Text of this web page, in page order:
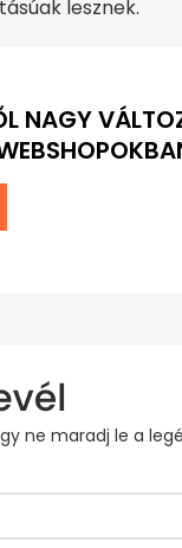
lesznek.
NAGY
ne maradj le a